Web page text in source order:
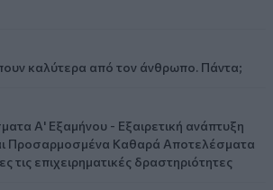
καλύτερα από τον άνθρωπο. Πάντα;
Α' Εξαμήνου - Εξαιρετική ανάπτυξη
Προσαρμοσμένα Καθαρά Αποτελέσματα
τις επιχειρηματικές δραστηριότητες